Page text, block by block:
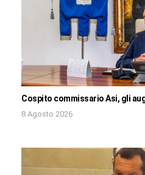
Cospito commissario Asi, gli
8 Agosto 2026